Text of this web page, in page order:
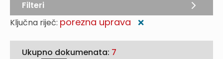
Ključna riječ: porezna uprava ❌
Ukupno dokumenata: 7
Filteri